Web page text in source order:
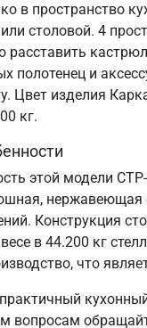
в пространство
столовой. 4
полотенец и
Цвет изделия
кг.
этой модели
нержавеющая
Конструкция
в 44.200 кг
что
вопросам